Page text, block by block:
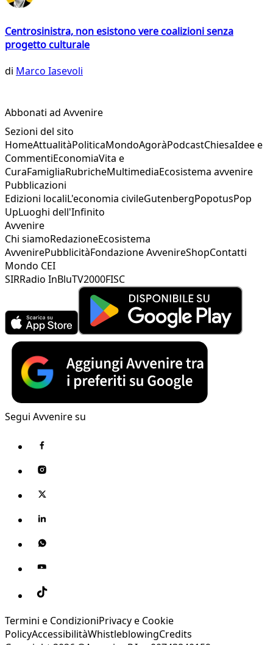
Centrosinistra, non esistono vere coalizioni senza
progetto culturale
di Marco Iasevoli
Abbonati ad Avvenire
Sezioni del sito
HomeAttualitàPoliticaMondoAgoràPodcastChiesaIdee e
CommentiEconomiaVita e
CuraFamigliaRubricheMultimediaEcosistema avvenire
Pubblicazioni
Edizioni localiL'economia civileGutenbergPopotusPop
UpLuoghi dell'Infinito
Avvenire
Chi siamoRedazioneEcosistema
AvvenirePubblicitàFondazione AvvenireShopContatti
Mondo CEI
SIRRadio InBluTV2000FISC
Segui Avvenire su
Termini e CondizioniPrivacy e Cookie
PolicyAccessibilitàWhistleblowingCredits